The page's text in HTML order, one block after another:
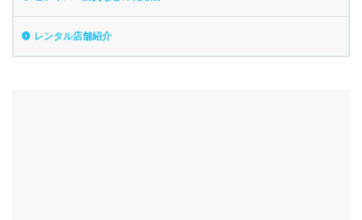
レンタル店舗紹介